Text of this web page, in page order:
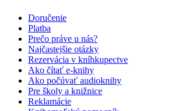
Doručenie
Platba
Prečo práve u nás?
Najčastejšie otázky
Rezervácia v kníhkupectve
Ako čítať e-knihy
Ako počúvať audioknihy
Pre školy a knižnice
Reklamácie